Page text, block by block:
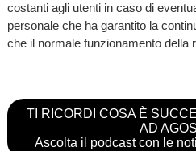
costanti agli utenti in caso di
personale che ha garantito la
che il normale funzionamento della
TI RICORDI COSA È
AD
Ascolta il podcast con le